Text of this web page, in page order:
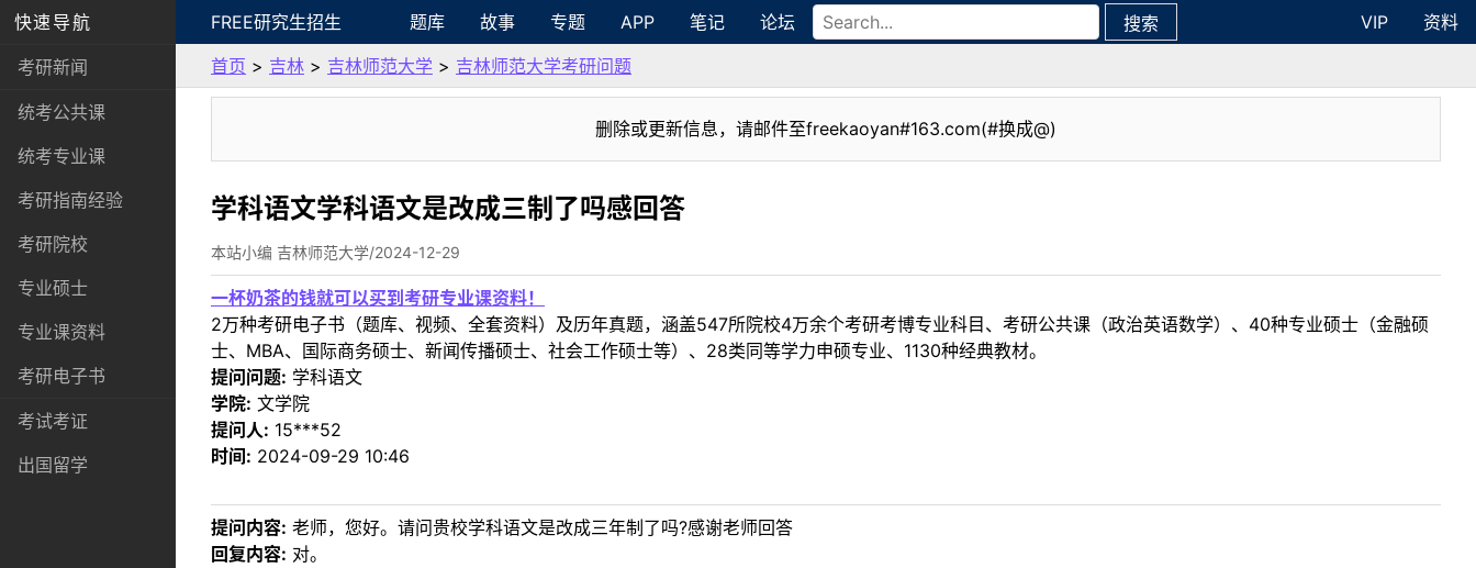
快速导航
考研新闻
统考公共课
统考专业课
考研指南经验
考研院校
专业硕士
专业课资料
考研电子书
考试考证
出国留学
FREE研究生招生 题库 故事 专题 APP 笔记 论坛 搜索 VIP
资料
首页 > 吉林 > 吉林师范大学 > 吉林师范大学考研问题
删除或更新信息，请邮件至freekaoyan#163.com(#换成@)
学科语文学科语文是改成三制了吗感回答
本站小编 吉林师范大学/2024-12-29
一杯奶茶的钱就可以买到考研专业课资料！
2万种考研电子书（题库、视频、全套资料）及历年真题，涵盖547所院校4万余个考研考博专业科目、考研公共课（政治英语数学）、40种专业硕士（金融硕
士、MBA、国际商务硕士、新闻传播硕士、社会工作硕士等）、28类同等学力申硕专业、1130种经典教材。
提问问题: 学科语文
学院: 文学院
提问人: 15***52
时间: 2024-09-29 10:46
提问内容: 老师，您好。请问贵校学科语文是改成三年制了吗?感谢老师回答
回复内容: 对。